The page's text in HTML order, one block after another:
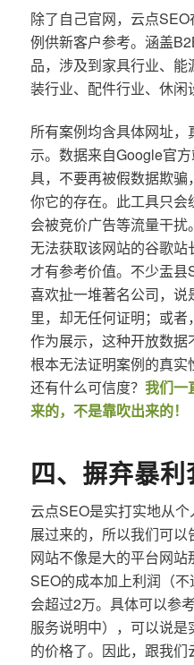
除了自己官网，云点
例供新客户参考。涵盖
品，涉及到家具行业、
装行业、配件行业、休闲
所有案例均含具体网址
示。数据来自Google官
具，不要再被假数据欺
你它的存在。此工具只
会被竞价广告等流量干
无法获取该网站的谷歌
才有参考价值。不少盂县
喜欢扯一堆著名公司，
里，却无任何证明；或
作为展示，这种开放数据
根本无法证明案例的真实
还有什么可信度？ 我们一
来的，不是靠吹出来的！
四、摒弃暴
云点SEO是实打实地从
展过来的，所以我们可
网站不像是大的平台网
SEO的成本加上利润（
会超过2万。具体可以参
服务说明中），可以说
的价格了。因此，跟我们